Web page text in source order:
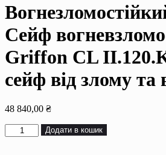
Сейф
Griffon CL
сейф від злому та
48 840,00 ₴
Вогнезломостійкий
сейф
Додати в кошик